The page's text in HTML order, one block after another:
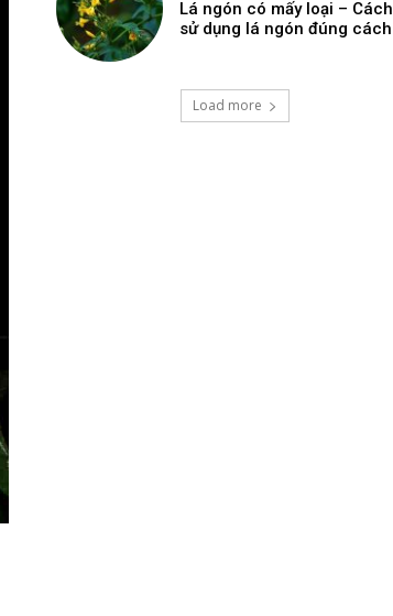
Lá ngón có mấy loại – Cách
sử dụng lá ngón đúng cách
Load more